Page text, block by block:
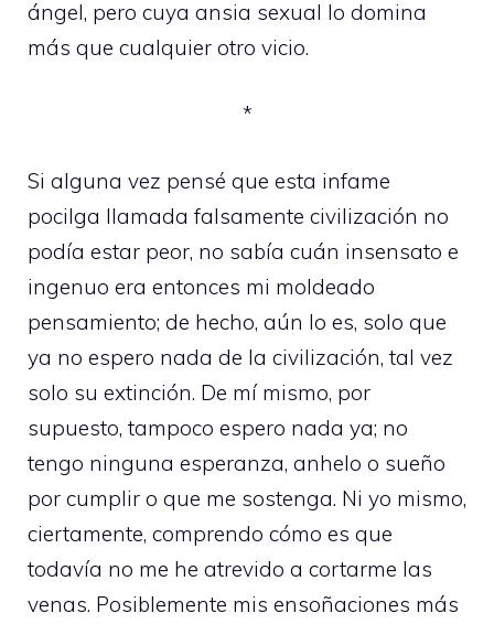
ángel, pero cuya ansia sexual lo domina
más que cualquier otro vicio.
*
Si alguna vez pensé que esta infame
pocilga llamada falsamente civilización no
podía estar peor, no sabía cuán insensato e
ingenuo era entonces mi moldeado
pensamiento; de hecho, aún lo es, solo que
ya no espero nada de la civilización, tal vez
solo su extinción. De mí mismo, por
supuesto, tampoco espero nada ya; no
tengo ninguna esperanza, anhelo o sueño
por cumplir o que me sostenga. Ni yo mismo,
ciertamente, comprendo cómo es que
todavía no me he atrevido a cortarme las
venas. Posiblemente mis ensoñaciones más